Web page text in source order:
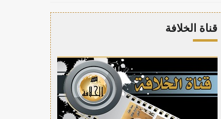
قناة الخلافة